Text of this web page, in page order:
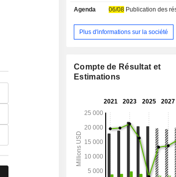
du Nord (39,4%), Asie-
(9,1%) et autres (0,6%).
Agenda 06/08Publication des résultats -
Plus d'informations sur la société
Compte de Résultat et
Estimations